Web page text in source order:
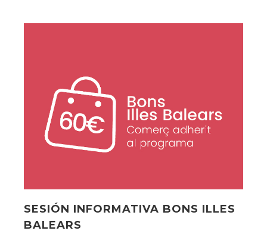
SESIÓN INFORMATIVA BONS ILLES
BALEARS